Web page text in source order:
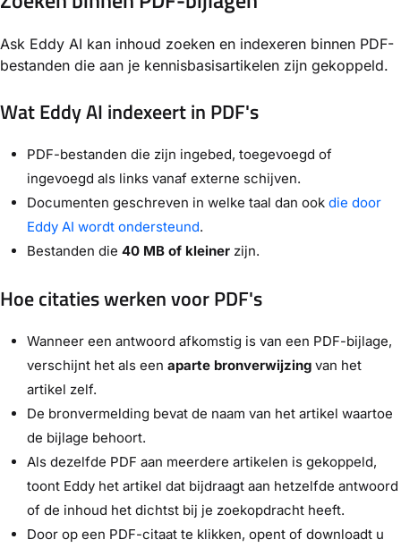
Ask Eddy AI kan inhoud zoeken en indexeren binnen PDF-
bestanden die aan je kennisbasisartikelen zijn gekoppeld.
Wat Eddy AI indexeert in PDF's
PDF-bestanden die zijn ingebed, toegevoegd of
ingevoegd als links vanaf externe schijven.
Documenten geschreven in welke taal dan ook die door
Eddy AI wordt ondersteund.
Bestanden die 40 MB of kleiner zijn.
Hoe citaties werken voor PDF's
Wanneer een antwoord afkomstig is van een PDF-bijlage,
verschijnt het als een aparte bronverwijzing van het
artikel zelf.
De bronvermelding bevat de naam van het artikel waartoe
de bijlage behoort.
Als dezelfde PDF aan meerdere artikelen is gekoppeld,
toont Eddy het artikel dat bijdraagt aan hetzelfde antwoord
of de inhoud het dichtst bij je zoekopdracht heeft.
Door op een PDF-citaat te klikken, opent of downloadt u